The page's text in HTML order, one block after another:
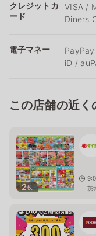
クレジットカ
ード
VISA /
Diners
電子マネー
iD /
この店舗の近く
2枚
茨